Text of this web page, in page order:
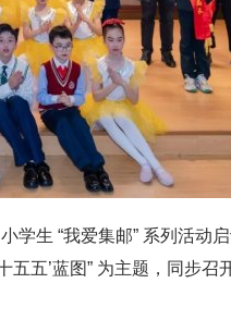
生 “我爱集邮” 系列活动
五’蓝图” 为主题，同步召